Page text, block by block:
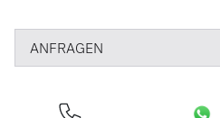
ANFRAGEN